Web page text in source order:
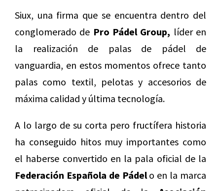
Siux, una firma que se encuentra dentro del
conglomerado de Pro Pádel Group, líder en
la realización de palas de pádel de
vanguardia, en estos momentos ofrece tanto
palas como textil, pelotas y accesorios de
máxima calidad y última tecnología.
A lo largo de su corta pero fructífera historia
ha conseguido hitos muy importantes como
el haberse convertido en la pala oficial de la
Federación Española de Pádelo en la marca